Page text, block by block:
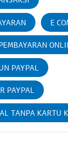
E
PAYPAL
PAYPAL
TANPA KARTU